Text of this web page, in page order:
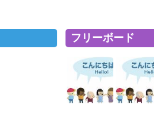
フリーボード